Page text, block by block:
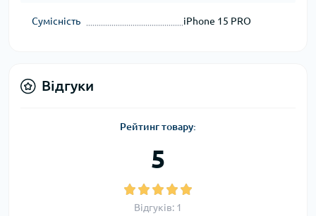
Сумісність iPhone 15 PRO
Відгуки
Рейтинг товару:
5
Відгуків: 1